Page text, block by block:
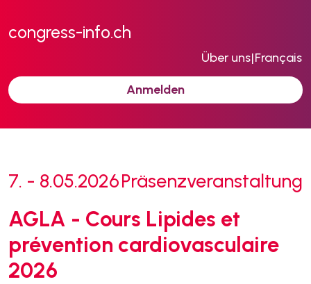
congress-info.ch
Über uns|Français
Anmelden
7. - 8.05.2026Präsenzveranstaltung
AGLA - Cours Lipides et
prévention cardiovasculaire
2026